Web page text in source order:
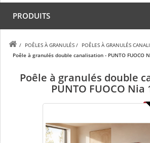
PRODUITS
/ POÊLES À GRANULÉS / POÊLES À GRANULÉS
Poêle à granulés double canalisation - PUNTO FUOCO
Poêle à granulés double
PUNTO FUOCO Nia